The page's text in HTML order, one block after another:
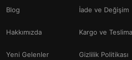
Blog
Hakkımızda
Yeni Gelenler
İade ve Değişim
Kargo ve
Gizlilik Politikası